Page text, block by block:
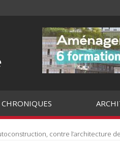
CHRONIQUES
contre l’architecture